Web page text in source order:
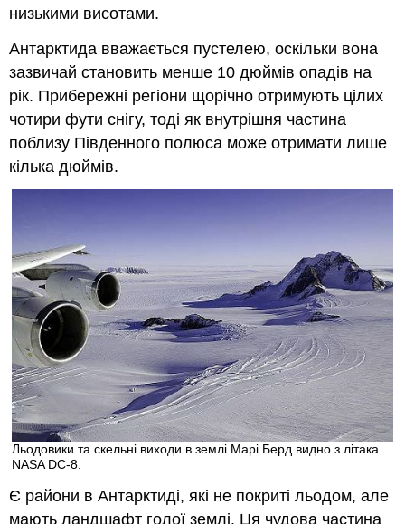
низькими висотами.
Антарктида вважається пустелею, оскільки вона
зазвичай становить менше 10 дюймів опадів на
рік. Прибережні регіони щорічно отримують цілих
чотири фути снігу, тоді як внутрішня частина
поблизу Південного полюса може отримати лише
кілька дюймів.
Льодовики та скельні виходи в землі Марі Берд видно з літака
NASA DC-8.
Є райони в Антарктиді, які не покриті льодом, але
мають ландшафт голої землі. Ця чудова частина